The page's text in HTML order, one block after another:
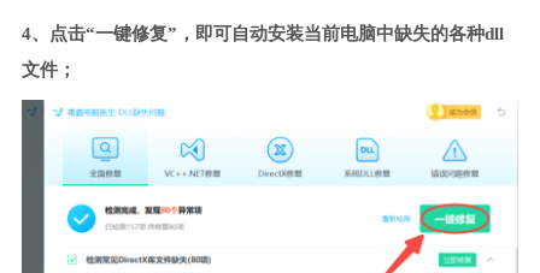
4、点击“一键修复”，即可自动安装当前电脑中缺失的各种dll
文件；